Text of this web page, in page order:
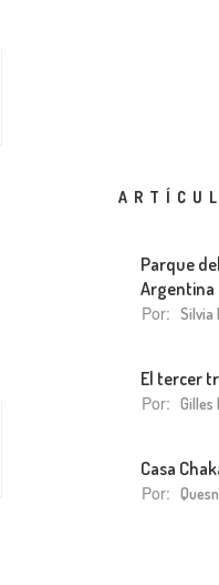
Parque
Argentina
Por: Silvia
El tercer
Por: Gilles
Casa
Por: